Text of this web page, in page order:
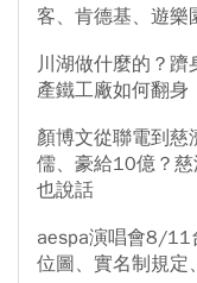
客、肯德基、遊
川湖做什麼的？
產鐵工廠如何翻身
顏博文從聯電到慈
儒、豪給10億？
也說話
aespa演唱會8/11
位圖、實名制規定